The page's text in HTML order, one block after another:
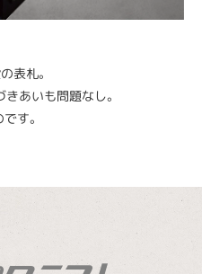
表札。
あいも問題なし。
す。